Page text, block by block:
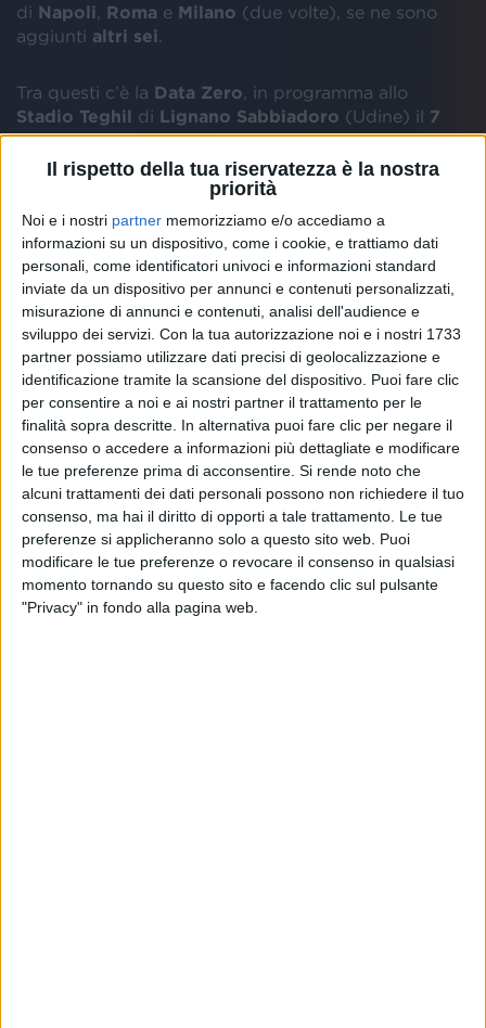
Il rispetto della tua riservatezza è la nostra
priorità
Noi e i nostri partner memorizziamo e/o accediamo a
informazioni su un dispositivo, come i cookie, e trattiamo dati
personali, come identificatori univoci e informazioni standard
inviate da un dispositivo per annunci e contenuti personalizzati,
misurazione di annunci e contenuti, analisi dell'audience e
sviluppo dei servizi. Con la tua autorizzazione noi e i nostri 1733
partner possiamo utilizzare dati precisi di geolocalizzazione e
identificazione tramite la scansione del dispositivo. Puoi fare clic
per consentire a noi e ai nostri partner il trattamento per le
finalità sopra descritte. In alternativa puoi fare clic per negare il
consenso o accedere a informazioni più dettagliate e modificare
le tue preferenze prima di acconsentire. Si rende noto che
alcuni trattamenti dei dati personali possono non richiedere il tuo
consenso, ma hai il diritto di opporti a tale trattamento. Le tue
preferenze si applicheranno solo a questo sito web. Puoi
modificare le tue preferenze o revocare il consenso in qualsiasi
momento tornando su questo sito e facendo clic sul pulsante
"Privacy" in fondo alla pagina web.
di Napoli Roma e Milano (due volte), se ne sono
aggiunti altri sei
Tra questi c’è la Data Zero , in programma allo
Stadio Teghil di Lignano Sabbiadoro (Udine) il 7
giugno. Ci sono anche le tappe allo stadio diTorino
13 giugno, alDall’AradiBolognail 27 giugno, allo
diMessina
Nicola
di Bari il 5 luglio e all’ Euganeo
luglio
Ibigliettisaranno in vendita dalleore 14.00di
domani (mercoledì 9 luglio).